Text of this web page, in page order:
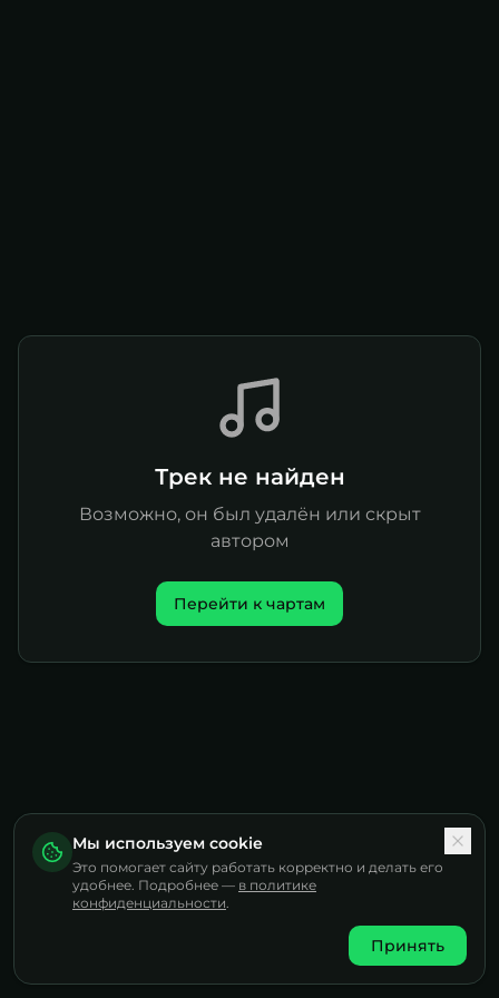
Трек не найден
Возможно, он был удалён или скрыт
автором
Перейти к чартам
Мы используем cookie
Это помогает сайту работать корректно и делать его
удобнее. Подробнее — в политике
конфиденциальности.
Принять